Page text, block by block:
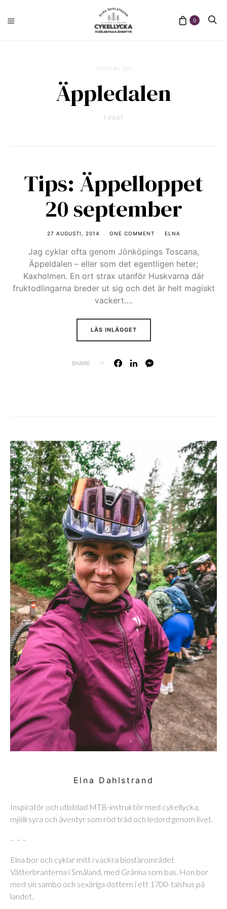
0
POSTS BY TAG
Äppledalen
1 POST
Tips: Äppelloppet
20 september
27 AUGUSTI, 2014 ONE COMMENT ELNA
Jag cyklar ofta genom Jönköpings Toscana,
Äppeldalen – eller som det egentligen heter;
Kaxholmen. En ort strax utanför Huskvarna där
fruktodlingarna breder ut sig och det är helt magiskt
vackert.…
LÄS INLÄGGET
SHARE
Elna Dahlstrand
Inspiratör och utbildad MTB-instruktör med cykellycka,
mjölksyra och äventyr som röd tråd och ledord genom livet.
– – –
Elna bor och cyklar mitt i vackra biosfärområdet
Vätterbranterna i Småland, med Gränna som bas. Hon bor
med sin sambo och sexåriga dottern i ett 1700-talshus på
landet.